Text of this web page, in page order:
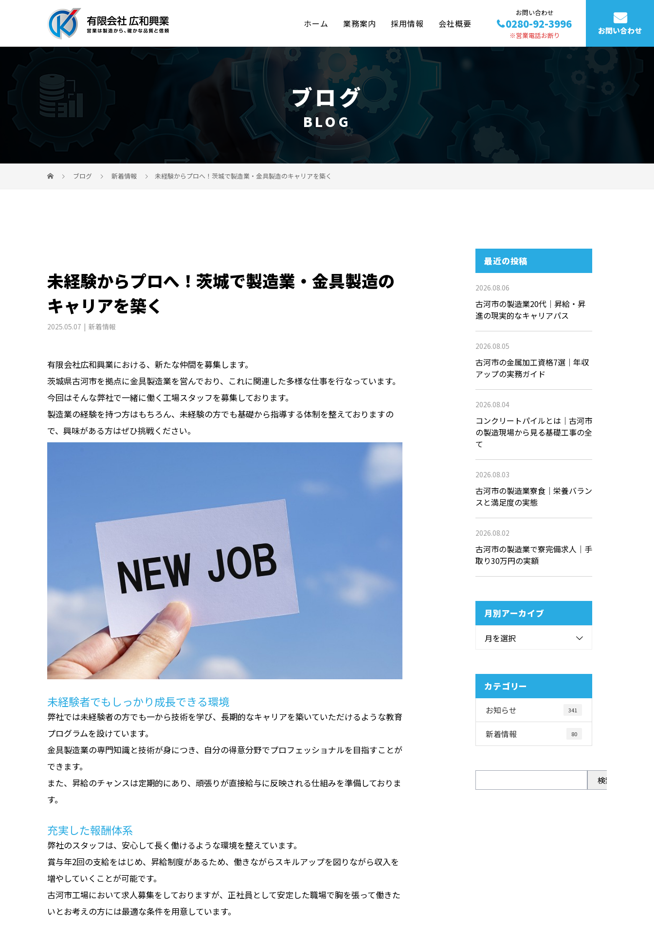
ホーム 業務案内 採用情報 会社概要
お問い合わせ
0280-92-3996
※営業電話お断り お問い合わせ
ブログ
BLOG
ブログ 新着情報 未経験からプロへ！茨城で製造業・金具製造のキャリアを築く
未経験からプロへ！茨城で製造業・金具製造の
キャリアを築く
2025.05.07 新着情報
有限会社広和興業における、新たな仲間を募集します。
茨城県古河市を拠点に金具製造業を営んでおり、これに関連した多様な仕事を行なっています。
今回はそんな弊社で一緒に働く工場スタッフを募集しております。
製造業の経験を持つ方はもちろん、未経験の方でも基礎から指導する体制を整えておりますの
で、興味がある方はぜひ挑戦ください。
未経験者でもしっかり成長できる環境
弊社では未経験者の方でも一から技術を学び、長期的なキャリアを築いていただけるような教育
プログラムを設けています。
金具製造業の専門知識と技術が身につき、自分の得意分野でプロフェッショナルを目指すことが
できます。
また、昇給のチャンスは定期的にあり、頑張りが直接給与に反映される仕組みを準備しておりま
す。
充実した報酬体系
弊社のスタッフは、安心して長く働けるような環境を整えています。
賞与年2回の支給をはじめ、昇給制度があるため、働きながらスキルアップを図りながら収入を
増やしていくことが可能です。
古河市工場において求人募集をしておりますが、正社員として安定した職場で胸を張って働きた
いとお考えの方には最適な条件を用意しています。
最近の投稿
2026.08.06
古河市の製造業20代｜昇給・昇
進の現実的なキャリアパス
2026.08.05
古河市の金属加工資格7選｜年収
アップの実務ガイド
2026.08.04
コンクリートパイルとは｜古河市
の製造現場から見る基礎工事の全
て
2026.08.03
古河市の製造業寮食｜栄養バラン
スと満足度の実態
2026.08.02
古河市の製造業で寮完備求人｜手
取り30万円の実額
月別アーカイブ
月を選択
カテゴリー
お知らせ 341
新着情報 80